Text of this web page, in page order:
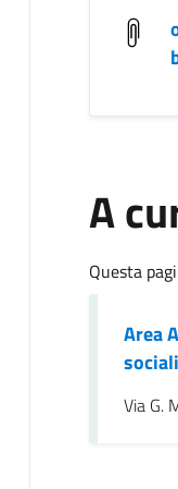
A
Questa
Area
sociali
Via G.